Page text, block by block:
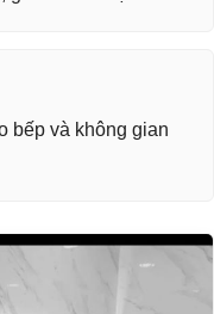
bếp và không gian